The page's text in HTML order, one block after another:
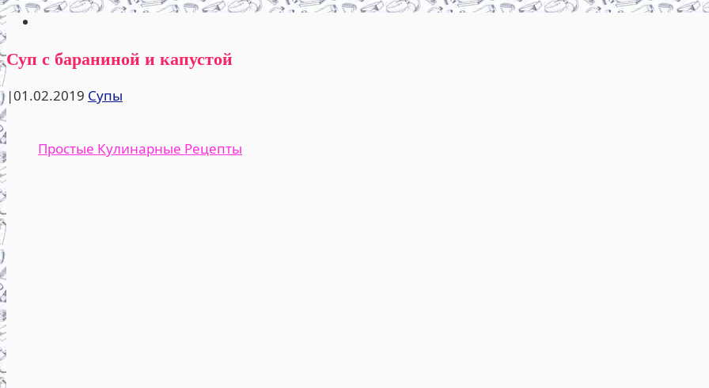
Простые Кулинарные Рецепты
Суп с бараниной и капустой
|01.02.2019 Супы